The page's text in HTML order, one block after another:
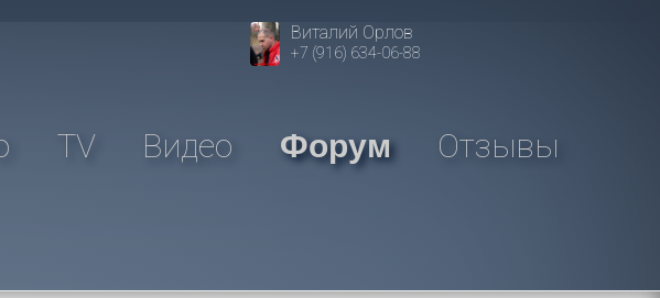
Виталий Орлов
+7 (916) 634-06-88
TV Видео Форум Отзывы